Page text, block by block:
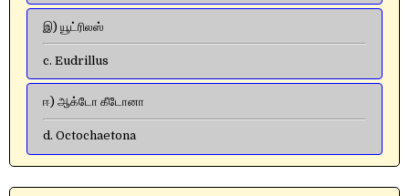
இ) யூட்ரிலஸ்
c. Eudrillus
ஈ) ஆக்டோ கீடோனா
d. Octochaetona